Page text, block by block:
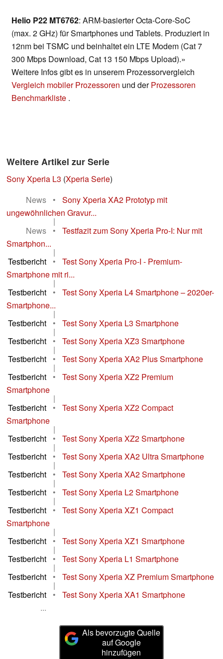
Helio P22 MT6762: ARM-basierter Octa-Core-SoC
(max. 2 GHz) für Smartphones und Tablets. Produziert in
12nm bei TSMC und beinhaltet ein LTE Modem (Cat 7
300 Mbps Download, Cat 13 150 Mbps Upload).»
Weitere Infos gibt es in unserem Prozessorvergleich
Vergleich mobiler Prozessoren und derProzessoren
Benchmarkliste .
Weitere Artikel zur Serie
Sony Xperia L3 (Xperia Serie)
News
•
Sony Xperia XA2 Prototyp mit
ungewöhnlichen Gravur...
|
News
•
Testfazit zum Sony Xperia Pro-I: Nur mit
Smartphon...
|
Testbericht
•
Test Sony Xperia Pro-I - Premium-
Smartphone mit ri...
|
Testbericht
•
Test Sony Xperia L4 Smartphone – 2020er-
Smartphone...
|
Testbericht
• Test Sony Xperia L3 Smartphone
|
Testbericht
• Test Sony Xperia XZ3 Smartphone
|
Testbericht
• Test Sony Xperia XA2 Plus Smartphone
|
Testbericht
•
Test Sony Xperia XZ2 Premium
Smartphone
|
Testbericht
•
Test Sony Xperia XZ2 Compact
Smartphone
|
Testbericht
• Test Sony Xperia XZ2 Smartphone
|
Testbericht
• Test Sony Xperia XA2 Ultra Smartphone
|
Testbericht
• Test Sony Xperia XA2 Smartphone
|
Testbericht
• Test Sony Xperia L2 Smartphone
|
Testbericht
•
Test Sony Xperia XZ1 Compact
Smartphone
|
Testbericht
• Test Sony Xperia XZ1 Smartphone
|
Testbericht
• Test Sony Xperia L1 Smartphone
|
Testbericht
• Test Sony Xperia XZ Premium Smartphone
|
Testbericht
•
Test Sony Xperia XA1 Smartphone
...
Als bevorzugte Quelle
auf Google
hinzufügen